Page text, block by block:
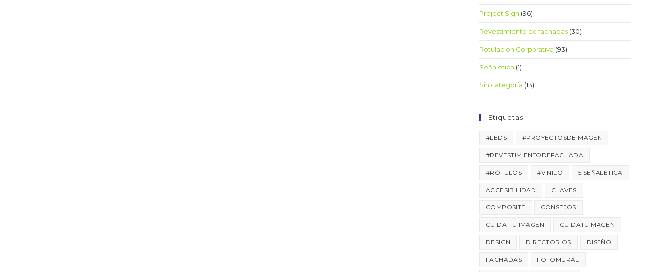
Project Sign (96)
Revestimiento de fachadas (30)
Rotulación Corporativa (93)
Señalética (1)
Sin categoría (13)
Etiquetas
#LEDS #PROYECTOSDEIMAGEN
#REVESTIMIENTODEFACHADA
#RÓTULOS #VINILO 5.SEÑALÉTICA
ACCESIBILIDAD CLAVES
COMPOSITE CONSEJOS
CUIDA TU IMAGEN CUIDATUIMAGEN
DESIGN DIRECTORIOS DISEÑO
FACHADAS FOTOMURAL